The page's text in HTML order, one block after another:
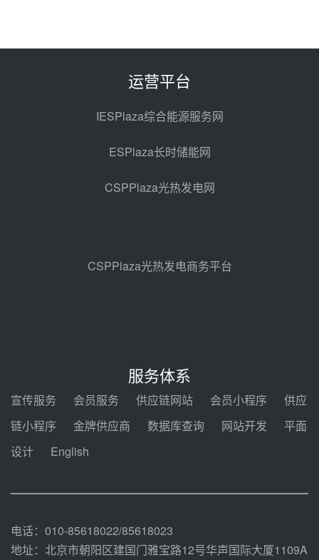
100MW光工程性能试验采购
光热示范电站二列蒸汽发生器设备
亚核阀业中标天山北麓100MW光
热发电工程EPC总承包项目熔盐截
止阀、熔盐三偏心蝶阀采购
08-05 17:15
包项目熔盐介质超声波流量计采购
08-05 17:09
电机组灵活性改造项目三元液态盐
采购合同
迪尔化工预中标华能西安热工院
2026-2029年熔盐介质框架协议
100MW光热项目机组调试及性能
运营平台
IESPlaza综合能源服务网
ESPlaza长时储能网
CSPPlaza光热发电网
CSPPlaza光热发电商务平台
服务体系
宣传服务 会员服务 供应链网站 会员小程序
供应
链小程序
金牌供应商 数据库查询 网站开发
平面
设计
English
电话：010-85618022/85618023
地址：北京市朝阳区建国门雅宝路12号华声国际大厦1109A